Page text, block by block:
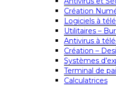
Création
Logiciels à
Utilitaires –
Antivirus à
Création –
Systèmes
Terminal de
Calculatrices